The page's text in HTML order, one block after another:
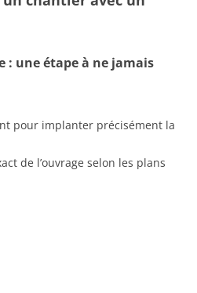
: une étape à ne jamais
pour implanter précisément la
de l’ouvrage selon les plans